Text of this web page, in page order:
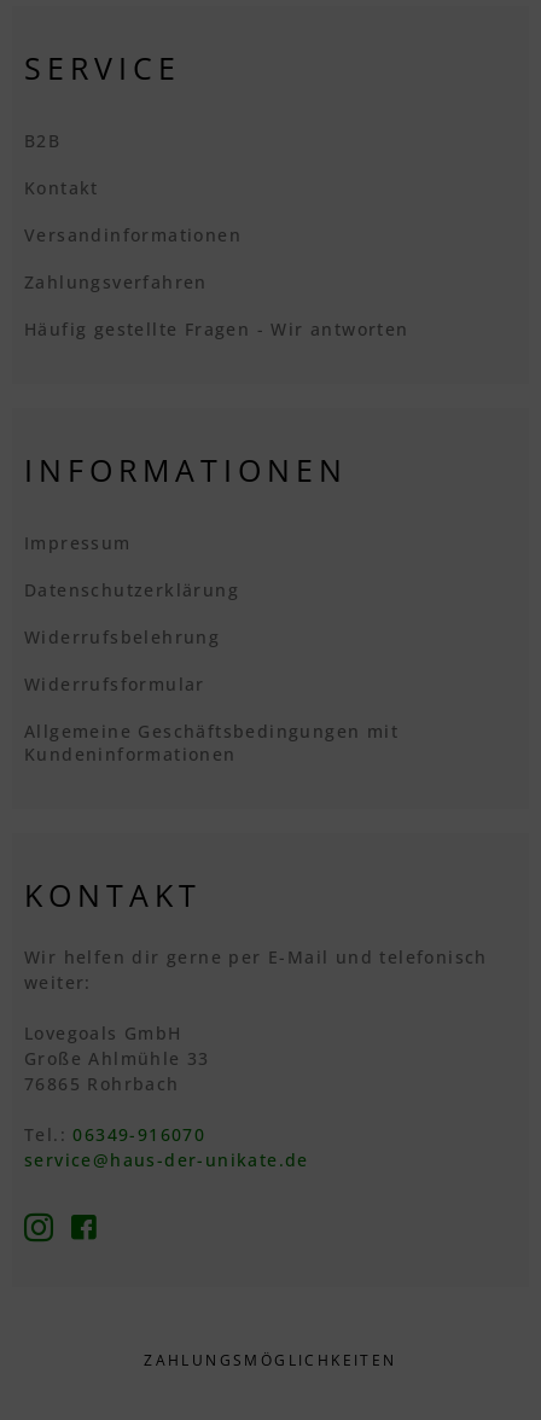
SERVICE
B2B
Kontakt
Versandinformationen
Zahlungsverfahren
Häufig gestellte Fragen - Wir antworten
INFORMATIONEN
Impressum
Datenschutzerklärung
Widerrufsbelehrung
Widerrufsformular
Allgemeine Geschäftsbedingungen mit
Kundeninformationen
KONTAKT
Wir helfen dir gerne per E-Mail und telefonisch
weiter:
Lovegoals GmbH
Große Ahlmühle 33
76865 Rohrbach
Tel.:06349-916070
service@haus-der-unikate.de
ZAHLUNGS­MÖGLICHKEITEN